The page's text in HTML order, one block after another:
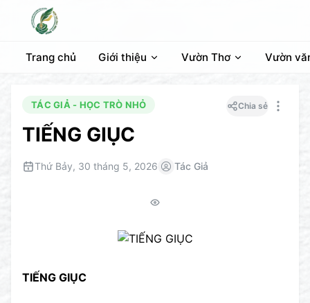
Trang chủ Giới thiệu Vườn Thơ Vườn
TÁC GIẢ - HỌC TRÒ NHỎ
TIẾNG GIỤC
Chia sẻ
Thứ Bảy, 30 tháng 5, 2026 Tác Giả
TIẾNG GIỤC